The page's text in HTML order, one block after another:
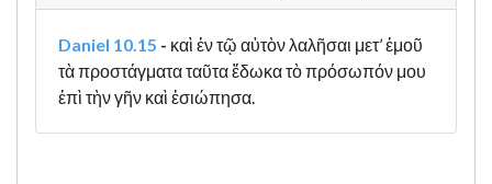
Daniel 10.15 - καὶ ἐν τῷ αὐτὸν λαλῆσαι μετ’ ἐμοῦ
τὰ προστάγματα ταῦτα ἔδωκα τὸ πρόσωπόν μου
ἐπὶ τὴν γῆν καὶ ἐσιώπησα.